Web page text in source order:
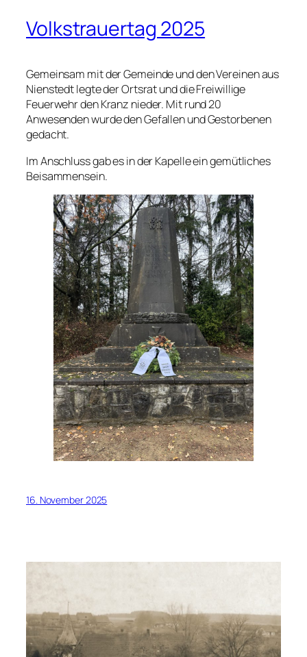
Volkstrauertag 2025
Gemeinsam mit der Gemeinde und den Vereinen aus
Nienstedt legte der Ortsrat und die Freiwillige
Feuerwehr den Kranz nieder. Mit rund 20
Anwesenden wurde den Gefallen und Gestorbenen
gedacht.
Im Anschluss gab es in der Kapelle ein gemütliches
Beisammensein.
16. November 2025